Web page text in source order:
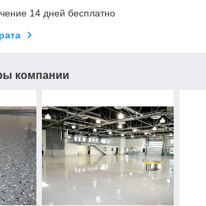
14 дней бесплатно
компании